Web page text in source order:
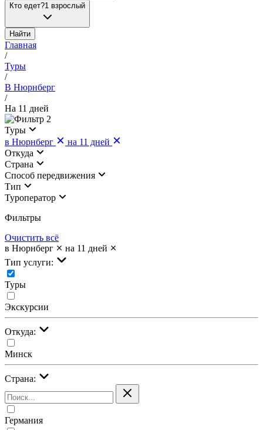
Кто едет?1 взрослый
Найти
Главная
/
Туры
/
В Нюрнберг
/
На 11 дней
2
Туры
в Нюрнберг
на 11 дней
Откуда
Страна
Cпособ передвижения
Тип
Туроператор
Фильтры
Очистить всё
в Нюрнберг
на 11 дней
Тип услуги:
Туры
Экскурсии
Откуда:
Минск
Страна:
Германия